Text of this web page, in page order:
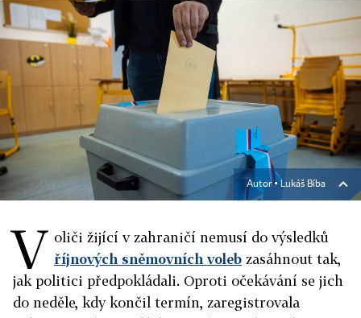
Autor ▪Lukáš Bíba
V oliči žijící v zahraničí nemusí do výsledků
říjnových sněmovních voleb zasáhnout tak,
jak politici předpokládali. Oproti očekávání se jich
do neděle, kdy končil termín, zaregistrovala